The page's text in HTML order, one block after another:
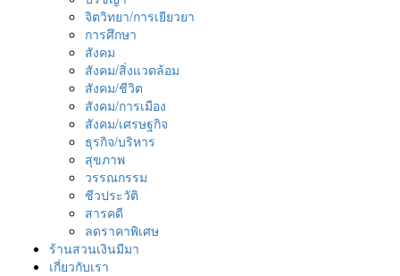
จิตวิทยา/การเยียวยา
การศึกษา
สังคม
สังคม/สิ่งแวดล้อม
สังคม/ชีวิต
สังคม/การเมือง
สังคม/เศรษฐกิจ
ธุรกิจ/บริหาร
สุขภาพ
วรรณกรรม
ชีวประวัติ
สารคดี
ลดราคาพิเศษ
ร้านสวนเงินมีมา
เกี่ยวกับเรา